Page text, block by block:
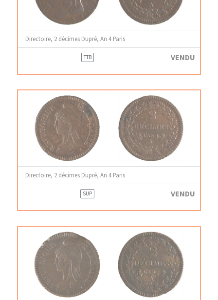
Directoire, 2 décimes Dupré, An 4 Paris
TTB VENDU
Directoire, 2 décimes Dupré, An 4 Paris
SUP VENDU